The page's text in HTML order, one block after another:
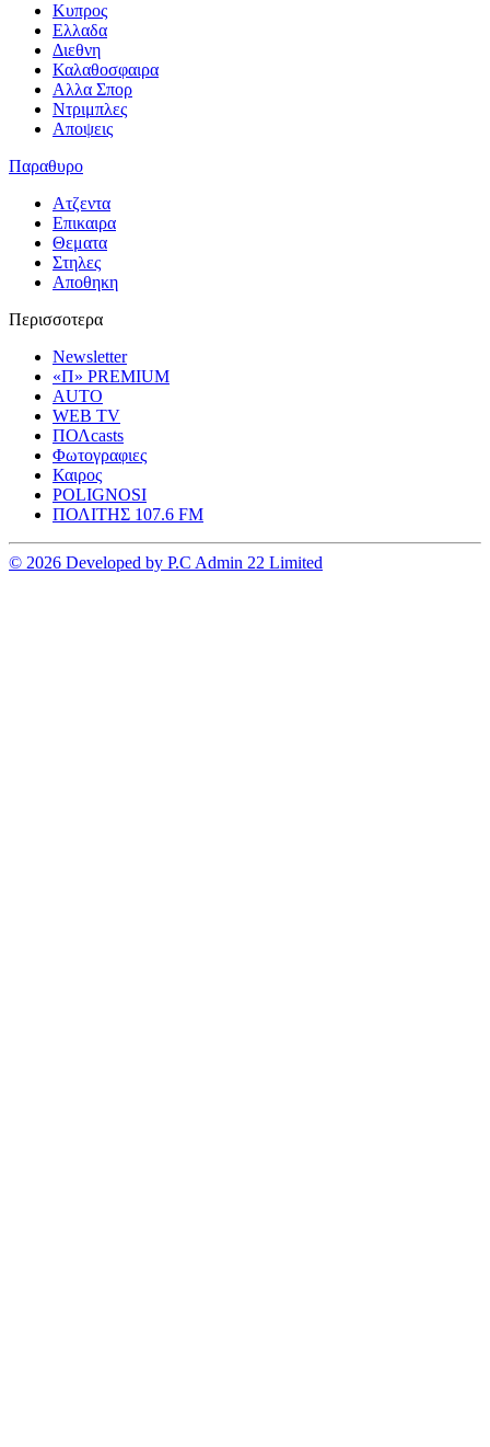
Κυπρος
Ελλαδα
Διεθνη
Καλαθοσφαιρα
Αλλα Σπορ
Ντριμπλες
Αποψεις
Παραθυρο
Ατζεντα
Επικαιρα
Θεματα
Στηλες
Αποθηκη
Περισσοτερα
Newsletter
«Π» PREMIUM
AUTO
WEB TV
ΠΟΛcasts
Φωτογραφιες
Καιρος
POLIGNOSI
ΠΟΛΙΤΗΣ 107.6 FM
© 2026 Developed by P.C Admin 22 Limited